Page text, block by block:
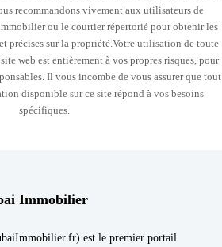
recommandons vivement aux utilisateurs de
ou le courtier répertorié pour obtenir les
précises sur la propriété.Votre utilisation de toute
web est entièrement à vos propres risques, pour
Il vous incombe de vous assurer que tout
disponible sur ce site répond à vos besoins
spécifiques.
Immobilier
est le premier portail